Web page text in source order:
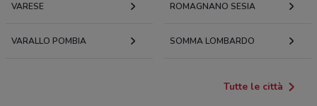
VARESE ROMAGNANO SESIA
VARALLO POMBIA SOMMA LOMBARDO
Tutte le città